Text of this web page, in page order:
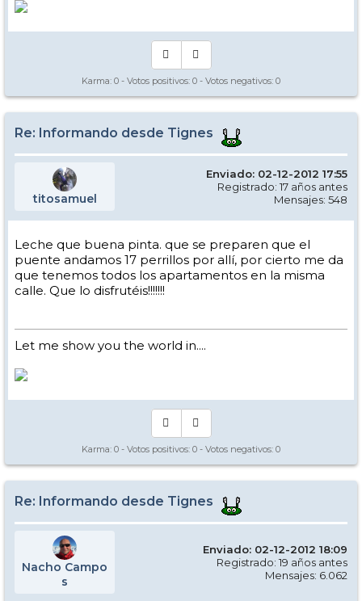
Karma: 0 - Votos positivos: 0 - Votos negativos: 0
Re: Informando desde Tignes
titosamuel
Enviado: 02-12-2012 17:55
Registrado: 17 años antes
Mensajes: 548
Leche que buena pinta. que se preparen que el
puente andamos 17 perrillos por allí, por cierto me da
que tenemos todos los apartamentos en la misma
calle. Que lo disfrutéis!!!!!!!
Let me show you the world in....
Karma: 0 - Votos positivos: 0 - Votos negativos: 0
Re: Informando desde Tignes
Nacho Campo
s
Enviado: 02-12-2012 18:09
Registrado: 19 años antes
Mensajes: 6.062